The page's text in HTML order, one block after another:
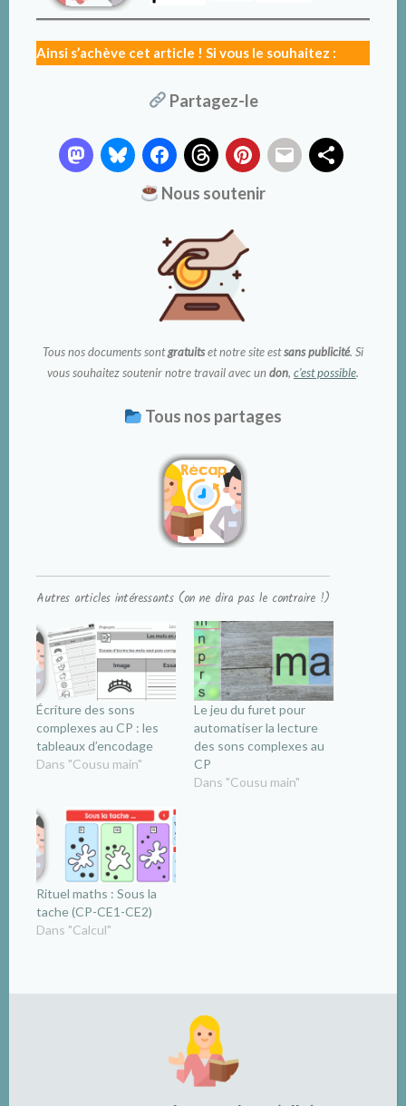
Ainsi s’achève cet article ! Si vous le souhaitez :
Partagez-le
Nous soutenir
Tous nos documents sontgratuitset notre site estsans publicité. Si
vous souhaitez soutenir notre travail avec undon, c’est possible.
Tous nos partages
Autres articles intéressants (on ne dira pas le contraire !)
Écriture des sons
complexes au CP : les
tableaux d’encodage
Dans "Cousu main"
Le jeu du furet pour
automatiser la lecture
des sons complexes au
CP
Dans "Cousu main"
Rituel maths : Sous la
tache (CP-CE1-CE2)
Dans "Calcul"